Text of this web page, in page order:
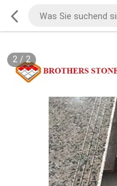
2/2